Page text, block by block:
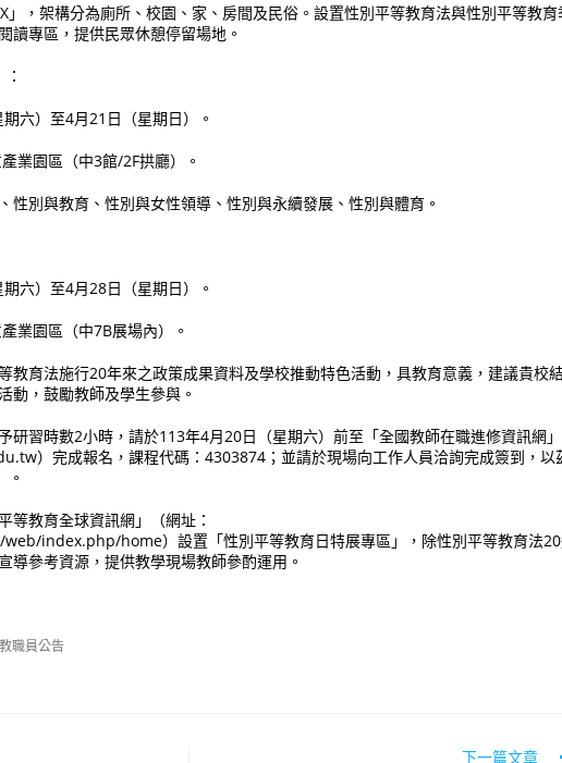
」，架構分為廁所、校園、家、房間及民俗。設置性別平等教育法與性別平等教育
讀專區，提供民眾休憩停留場地。
六）至4月21日（星期日）。
業園區（中3館/2F拱廳）。
性別與教育、性別與女性領導、性別與永續發展、性別與體育。
六）至4月28日（星期日）。
業園區（中7B展場內）。
教育法施行20年來之政策成果資料及學校推動特色活動，具教育意義，建議貴校
動，鼓勵教師及學生參與。
研習時數2小時，請於113年4月20日（星期六）前至「全國教師在職進修資訊網」
）完成報名，課程代碼：4303874；並請於現場向工作人員洽詢完成簽到，以
。
等教育全球資訊網」（網址：
index.php/home）設置「性別平等教育日特展專區」，除性別平等教育法
導參考資源，提供教學現場教師參酌運用。
教職員公告
下一篇文章